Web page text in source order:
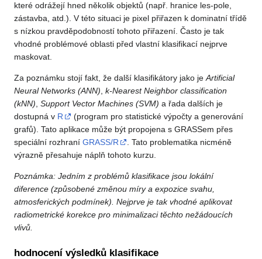
které odrážejí hned několik objektů (např. hranice les-pole,
zástavba, atd.). V této situaci je pixel přiřazen k dominatní třídě
s nízkou pravděpodobností tohoto přiřazení. Často je tak
vhodné problémové oblasti před vlastní klasifikací nejprve
maskovat.
Za poznámku stojí fakt, že další klasifikátory jako je Artificial
Neural Networks (ANN) k-Nearest Neighbor classification
(kNN) Support Vector Machines (SVM) a řada dalších je
dostupná v R
(program pro statistické výpočty a generování
grafů). Tato aplikace může být propojena s GRASSem přes
speciální rozhraní GRASS/R
. Tato problematika nicméně
výrazně přesahuje náplň tohoto kurzu.
Poznámka: Jedním z problémů klasifikace jsou lokální
diference (způsobené změnou míry a expozice svahu,
atmosferických podmínek). Nejprve je tak vhodné aplikovat
radiometrické korekce pro minimalizaci těchto nežádoucích
vlivů.
hodnocení výsledků klasifikace